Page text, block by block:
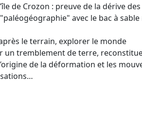
de Crozon : preuve de la dérive
avec le bac à
le terrain, explorer le monde
un tremblement de terre,
de la déformation et les